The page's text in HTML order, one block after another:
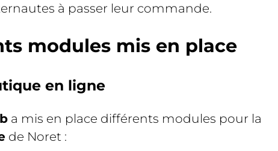
à passer leur commande.
modules mis en place
en ligne
a mis en place différents modules pour la
de Noret :